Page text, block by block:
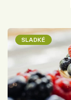
SLADKÉ